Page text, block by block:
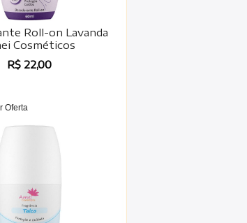
Roll-on Lavanda
Cosméticos
R$ 22,00
Oferta